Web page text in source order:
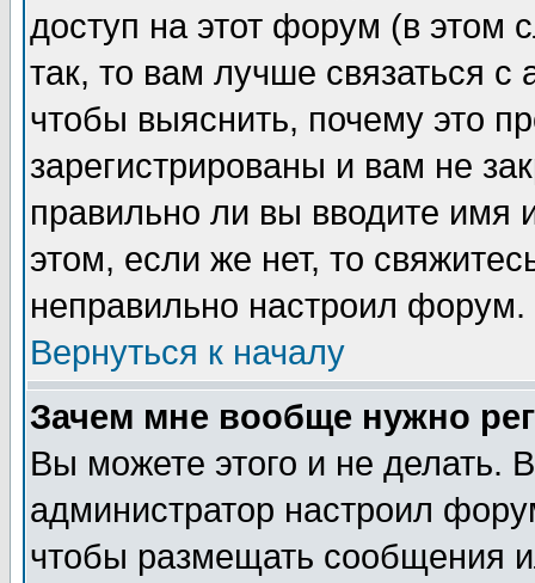
доступ на этот форум (в этом
так, то вам лучше связаться
чтобы выяснить, почему это
зарегистрированы и вам не
правильно ли вы вводите
этом, если же нет, то
неправильно настроил форум.
Вернуться к началу
Зачем мне вообще нужно
Вы можете этого и не делать.
администратор настроил
чтобы размещать сообщения